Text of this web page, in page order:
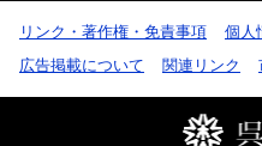
リンク・著作権・免責事項 個人
広告掲載について
関連リンク